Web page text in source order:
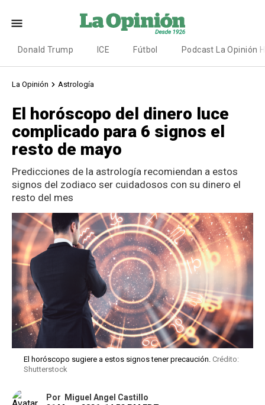
Donald Trump ICE Fútbol Podcast La Opinión
La Opinión Astrología
El horóscopo del dinero luce
complicado para 6 signos el
resto de mayo
Predicciones de la astrología recomiendan a estos
signos del zodiaco ser cuidadosos con su dinero el
resto del mes
El horóscopo sugiere a estos signos tener precaución. Crédito:
Shutterstock
Por
Miguel Angel Castillo